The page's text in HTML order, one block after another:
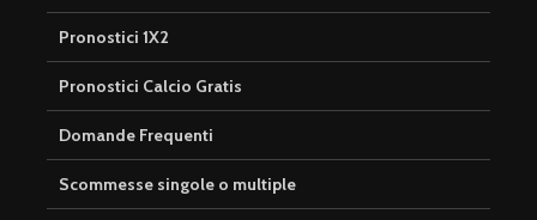
Pronostici 1X2
Pronostici Calcio Gratis
Domande Frequenti
Scommesse singole o multiple